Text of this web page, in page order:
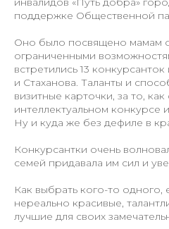
поддержке Общественной
Оно было посвящено мамам
ограниченными
встретились 13
и Стаханова. Таланты и
визитные карточки, за то,
интеллектуальном конкурсе
Ну и куда же без дефиле в
Конкурсантки очень
семей придавала им сил и
Как выбрать кого-то одного,
нереально красивые,
лучшие для своих